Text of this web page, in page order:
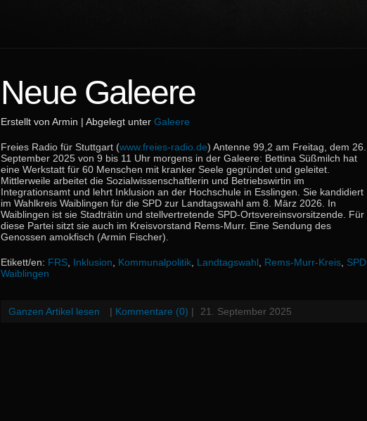
Neue Galeere
Erstellt von Armin | Abgelegt unter Galeere
Freies Radio für Stuttgart (www.freies-radio.de) Antenne 99,2 am Freitag, dem 26.
September 2025 von 9 bis 11 Uhr morgens in der Galeere: Bettina Süßmilch hat
eine Werkstatt für 60 Menschen mit kranker Seele gegründet und geleitet.
Mittlerweile arbeitet die Sozialwissenschaftlerin und Betriebswirtin im
Integrationsamt und lehrt Inklusion an der Hochschule in Esslingen. Sie kandidiert
im Wahlkreis Waiblingen für die SPD zur Landtagswahl am 8. März 2026. In
Waiblingen ist sie Stadträtin und stellvertretende SPD-Ortsvereinsvorsitzende. Für
diese Partei sitzt sie auch im Kreisvorstand Rems-Murr. Eine Sendung des
Genossen amokfisch (Armin Fischer).
Etikett/en: FRS Inklusion Kommunalpolitik Landtagswahl Rems-Murr-Kreis SPD
Waiblingen
Ganzen Artikel lesen | Kommentare (0) | 21. September 2025